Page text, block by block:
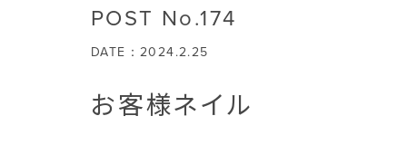
POST No.174
DATE：2024.2.25
お客様ネイル